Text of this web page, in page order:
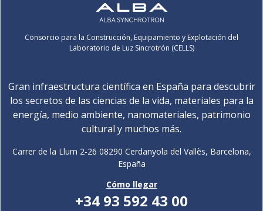
Consorcio para la Construcción, Equipamiento y Explotación del
Laboratorio de Luz Sincrotrón (CELLS)
Gran infraestructura científica en España para descubrir
los secretos de las ciencias de la vida, materiales para la
energía, medio ambiente, nanomateriales, patrimonio
cultural y muchos más.
Carrer de la Llum 2-26 08290 Cerdanyola del Vallès, Barcelona,
España
Cómo llegar
+34 93 592 43 00